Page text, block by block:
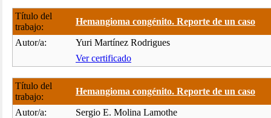
Título del
trabajo:
Hemangioma congénito. Reporte de un caso
Autor/a:
Yuri Martínez Rodrigues
Ver certificado
Título del
trabajo:
Hemangioma congénito. Reporte de un caso
Autor/a:
Sergio E. Molina Lamothe